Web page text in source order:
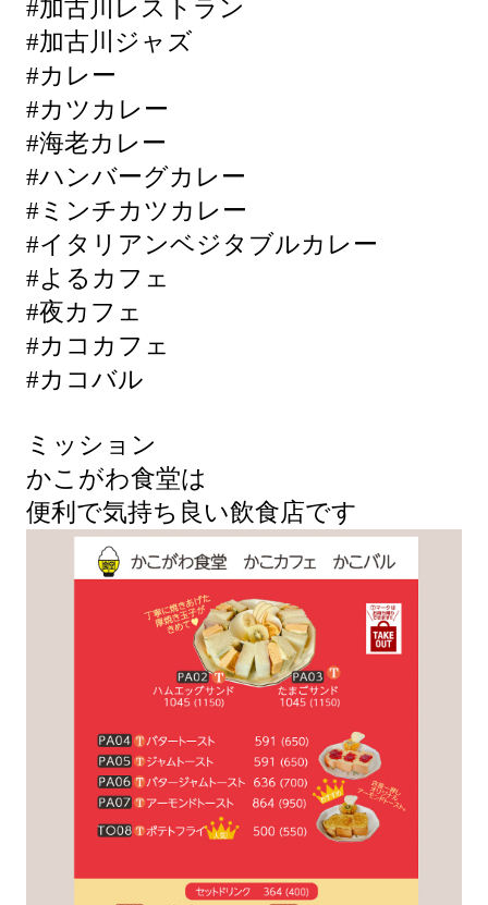
#加古川レストラン
#加古川ジャズ
#カレー
#カツカレー
#海老カレー
#ハンバーグカレー
#ミンチカツカレー
#イタリアンベジタブルカレー
#よるカフェ
#夜カフェ
#カコカフェ
#カコバル
ミッション
かこがわ食堂は
便利で気持ち良い飲食店です